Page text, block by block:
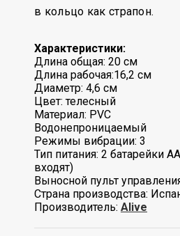
в кольцо как страпон.
Характеристики:
Длина общая: 20 см
Длина рабочая:16,2 см
Диаметр: 4,6 см
Цвет: телесный
Материал: PVC
Водонепроницаемый
Режимы вибрации: 3
Тип питания: 2 батарейки
входят)
Выносной пульт
Страна производства:
Производитель: Alive